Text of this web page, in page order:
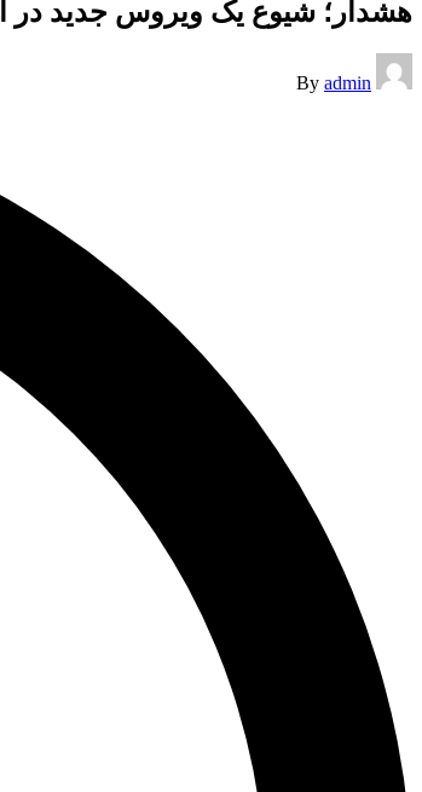
هشدار؛ شیوع یک ویروس جدید در
Posted
by
By admin